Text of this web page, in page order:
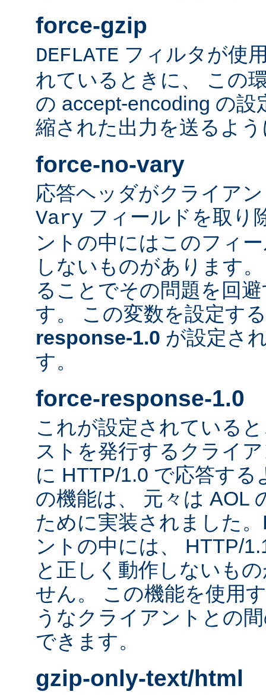
force-gzip
DEFLATE フィルタが使
れているときに、 この
の accept-encoding の
縮された出力を送るよ
force-no-vary
応答ヘッダがクライア
Vary フィールドを取り
ントの中にはこのフィ
しないものがあります
ることでその問題を回
す。 この変数を設定す
response-1.0 が設定さ
す。
force-response-1.0
これが設定されている
ストを発行するクライ
に HTTP/1.0 で応答す
の機能は、 元々は AOL
ために実装されました
ントの中には、 HTTP/
と正しく動作しないも
せん。 この機能を使用
うなクライアントとの
できます。
gzip-only-text/html